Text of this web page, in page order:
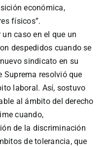
económica,
físicos”.
caso en el que un
despedidos cuando se
sindicato en su
Suprema resolvió que
laboral. Así, sostuvo
al ámbito del derecho
cuando,
de la discriminación
de tolerancia, que